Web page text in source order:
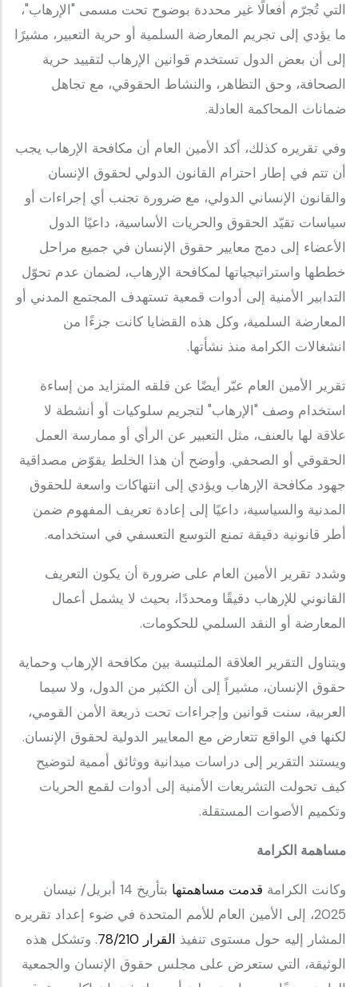
التي تُجرّم أفعالًا غير محددة بوضوح تحت مسمى "الإرهاب"،
ما يؤدي إلى تجريم المعارضة السلمية أو حرية التعبير، مشيرًا
إلى أن بعض الدول تستخدم قوانين الإرهاب لتقييد حرية
الصحافة، وحق التظاهر، والنشاط الحقوقي، مع تجاهل
ضمانات المحاكمة العادلة.
وفي تقريره كذلك، أكد الأمين العام أن مكافحة الإرهاب يجب
أن تتم في إطار احترام القانون الدولي لحقوق الإنسان
والقانون الإنساني الدولي، مع ضرورة تجنب أي إجراءات أو
سياسات تقيّد الحقوق والحريات الأساسية، داعيًا الدول
الأعضاء إلى دمج معايير حقوق الإنسان في جميع مراحل
خططها واستراتيجياتها لمكافحة الإرهاب، لضمان عدم تحوّل
التدابير الأمنية إلى أدوات قمعية تستهدف المجتمع المدني أو
المعارضة السلمية، وكل هذه القضايا كانت جزءًا من
انشغالات الكرامة منذ نشأتها.
تقرير الأمين العام عبّر أيضًا عن قلقه المتزايد من إساءة
استخدام وصف "الإرهاب" لتجريم سلوكيات أو أنشطة لا
علاقة لها بالعنف، مثل التعبير عن الرأي أو ممارسة العمل
الحقوقي أو الصحفي. وأوضح أن هذا الخلط يقوّض مصداقية
جهود مكافحة الإرهاب ويؤدي إلى انتهاكات واسعة للحقوق
المدنية والسياسية، داعيًا إلى إعادة تعريف المفهوم ضمن
أطر قانونية دقيقة تمنع التوسع التعسفي في استخدامه.
وشدد تقرير الأمين العام على ضرورة أن يكون التعريف
القانوني للإرهاب دقيقًا ومحددًا، بحيث لا يشمل أعمال
المعارضة أو النقد السلمي للحكومات.
ويتناول التقرير العلاقة الملتبسة بين مكافحة الإرهاب وحماية
حقوق الإنسان، مشيراً إلى أن الكثير من الدول، ولا سيما
العربية، سنت قوانين وإجراءات تحت ذريعة الأمن القومي،
لكنها في الواقع تتعارض مع المعايير الدولية لحقوق الإنسان.
ويستند التقرير إلى دراسات ميدانية ووثائق أممية لتوضيح
كيف تحولت التشريعات الأمنية إلى أدوات لقمع الحريات
وتكميم الأصوات المستقلة.
مساهمة الكرامة
وكانت الكرامة قدمت مساهمتها
بتأريخ 14 أبريل/ نيسان
2025، إلى الأمين العام للأمم المتحدة في ضوء إعداد تقريره
المشار إليه حول مستوى تنفيذ القرار 78/210
. وتشكل هذه
الوثيقة، التي ستعرض على مجلس حقوق الإنسان والجمعية